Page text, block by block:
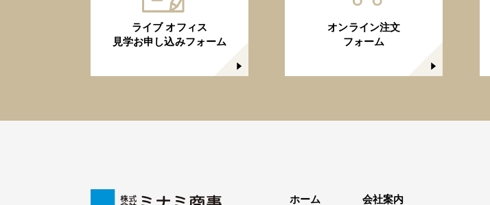
ライブ オフィス
見学お申し込みフォーム
オンライン注文
フォーム
ホーム
会社案内